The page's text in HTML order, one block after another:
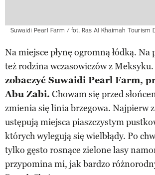
Suwaidi Pearl Farm / fot. Ras Al Khaimah Tourism
Na miejsce płynę ogromną łódką. Na
też rodzina wczasowiczów z Meksyku.
zobaczyć Suwaidi Pearl Farm,
Abu Zabi. Chowam się przed
zmienia się linia brzegowa. Najpierw
ustępują miejsca piaszczystym
których wylegują się wielbłądy. Po
tylko gęsto rosnące zielone lasy
przypomina mi, jak bardzo